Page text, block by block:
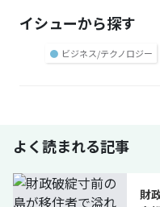
イシューから探す
● ビジネス/テクノロジー
よく読まれる記事
財